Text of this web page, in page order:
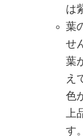
は
葉
せ
葉
え
色
す。